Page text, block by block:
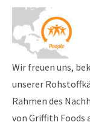
Wir freuen uns,
unserer
Rahmen des
von Griffith Foods